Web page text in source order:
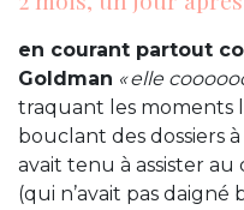
en courant partout
Goldman « elle
traquant les moments
bouclant des dossiers
avait tenu à assister
(qui n’avait pas